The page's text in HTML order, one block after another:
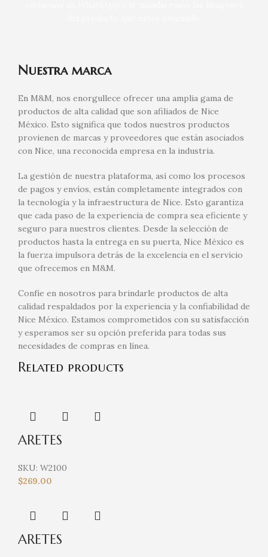
Nuestra marca
En M&M, nos enorgullece ofrecer una amplia gama de
productos de alta calidad que son afiliados de Nice
México. Esto significa que todos nuestros productos
provienen de marcas y proveedores que están asociados
con Nice, una reconocida empresa en la industria.
La gestión de nuestra plataforma, así como los procesos
de pagos y envíos, están completamente integrados con
la tecnología y la infraestructura de Nice. Esto garantiza
que cada paso de la experiencia de compra sea eficiente y
seguro para nuestros clientes. Desde la selección de
productos hasta la entrega en su puerta, Nice México es
la fuerza impulsora detrás de la excelencia en el servicio
que ofrecemos en M&M.
Confíe en nosotros para brindarle productos de alta
calidad respaldados por la experiencia y la confiabilidad de
Nice México. Estamos comprometidos con su satisfacción
y esperamos ser su opción preferida para todas sus
necesidades de compras en línea.
Related products
ARETES
SKU: W2100
$269.00
ARETES